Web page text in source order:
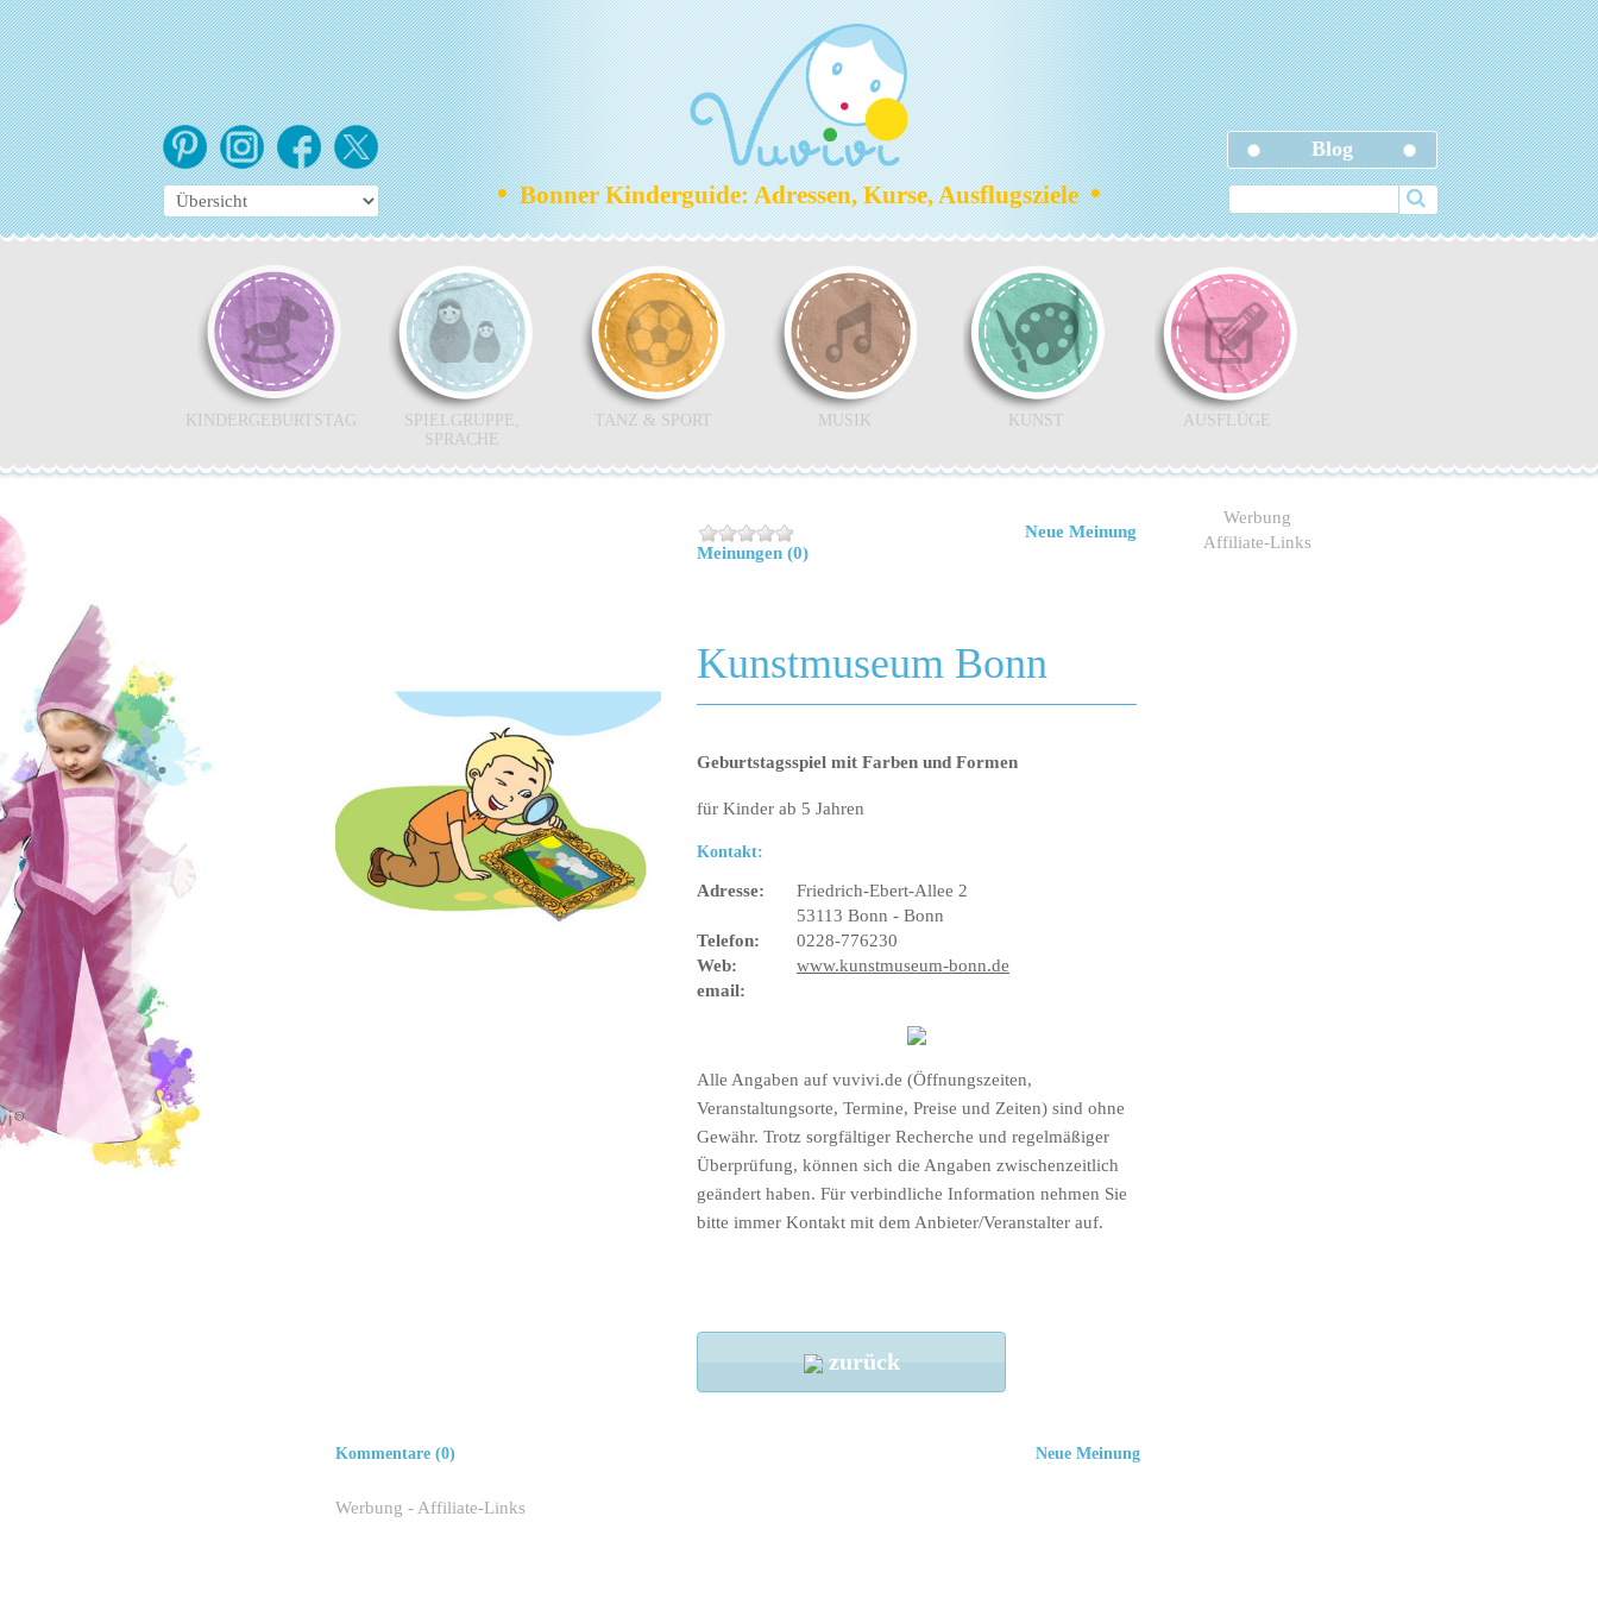
Blog
•Bonner Kinderguide: Adressen, Kurse, Ausflugsziele•
KINDERGEBURTSTAG
SPIELGRUPPE,
SPRACHE
TANZ & SPORT MUSIK KUNST AUSFLÜGE
Meinungen (0)
Neue Meinung
Kunstmuseum Bonn
Geburtstagsspiel mit Farben und Formen
für Kinder ab 5 Jahren
Kontakt:
Adresse:
Friedrich-Ebert-Allee 2
53113 Bonn - Bonn
Telefon:
0228-776230
Web:
www.kunstmuseum-bonn.de
email:
Alle Angaben auf vuvivi.de (Öffnungszeiten,
Veranstaltungsorte, Termine, Preise und Zeiten) sind ohne
Gewähr. Trotz sorgfältiger Recherche und regelmäßiger
Überprüfung, können sich die Angaben zwischenzeitlich
geändert haben. Für verbindliche Information nehmen Sie
bitte immer Kontakt mit dem Anbieter/Veranstalter auf.
zurück
Neue Meinung
Kommentare (0)
Werbung - Affiliate-Links
Werbung
Affiliate-Links